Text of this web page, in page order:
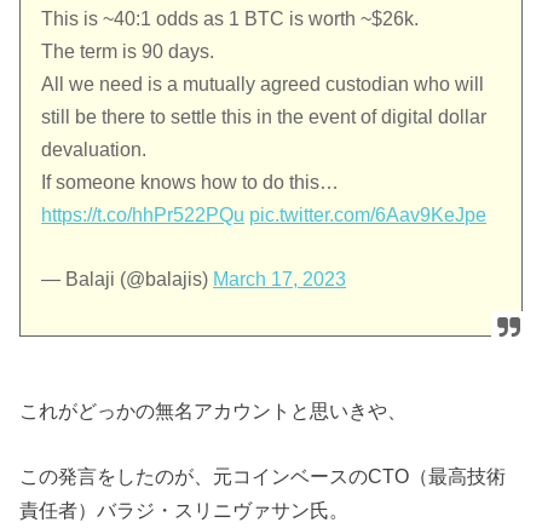
This is ~40:1 odds as 1 BTC is worth ~$26k.
The term is 90 days.
All we need is a mutually agreed custodian who will
still be there to settle this in the event of digital dollar
devaluation.
If someone knows how to do this…
https://t.co/hhPr522PQu pic.twitter.com/6Aav9KeJpe
— Balaji (@balajis) March 17, 2023
これがどっかの無名アカウントと思いきや、
この発言をしたのが、元コインベースのCTO（最高技術
責任者）バラジ・スリニヴァサン氏。